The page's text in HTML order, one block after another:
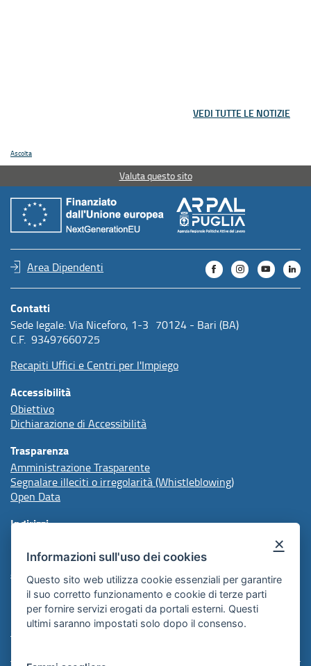
VEDI TUTTE LE NOTIZIE
Ascolta
Valuta questo sito
Area Dipendenti
Contatti
Sede legale: Via Niceforo, 1-3 70124 - Bari (BA)
C.F. 93497660725
Recapiti Uffici e Centri per l'Impiego
Accessibilità
Obiettivo
Dichiarazione di Accessibilità
Trasparenza
Amministrazione Trasparente
Segnalare illeciti o irregolarità (Whistleblowing)
Open Data
Indirizzi
protocollo@arpal.regione.puglia.it
arpalpuglia@pec.rupar.puglia.it
Redazione
Comunicazione Istituzionale
×
Informazioni sull'uso dei cookies
Questo sito web utilizza cookie essenziali per garantire
il suo corretto funzionamento e cookie di terze parti
per fornire servizi erogati da portali esterni. Questi
ultimi saranno impostati solo dopo il consenso.